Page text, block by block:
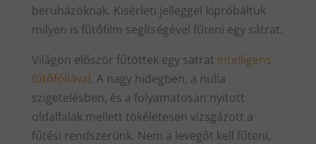
beruházóknak. Kisérleti jelleggel kipróbáltuk
milyen is fűtőfilm segítségével fűteni egy sátrat.
Világon először fűtöttek egy sátrat intelligens
fűtőfóliával. A nagy hidegben, a nulla
szigetelésben, és a folyamatosan nyitott
oldalfalak mellett tökéletesen vizsgázott a
fűtési rendszerünk. Nem a levegőt kell fűteni,